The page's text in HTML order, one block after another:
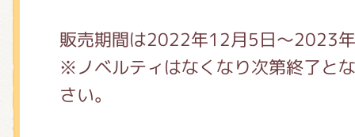
販売期間は2022年12月5日～2023
※ノベルティはなくなり次第終了と
さい。